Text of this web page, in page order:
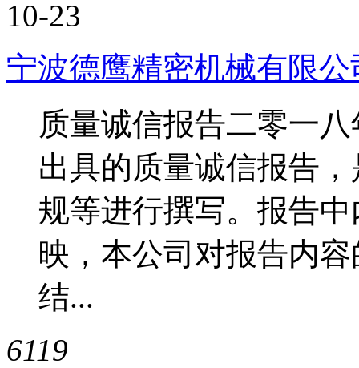
10-23
宁波德鹰精密机械有限
质量诚信报告二零一
出具的质量诚信报告
规等进行撰写。报告
映，本公司对报告内
结...
6119